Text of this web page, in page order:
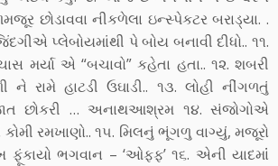
છોડાવવા નીકળેલા ઇન્સ્પેકટર બરાડ્યા. .
પ્લેબોયમાંથી પે બોય બનાવી દીધો.. ૧૧.
મર્યા એ “બચાવો” કહેતા હતા.. ૧૨. શબરી
ને રામે હાટડી ઉઘાડી.. ૧૩. લોહી નીંગળતું
છોકરી … અનાથઆશ્રમ ૧૪. સંજોગોએ
રમખાણો.. ૧૫. મિલનું ભૂંગળુ વાગ્યું, મજૂરો
ફૂંકાયો ભગવાન – ‘ઓફ્ફ’ ૧૬. એની યાદમાંં